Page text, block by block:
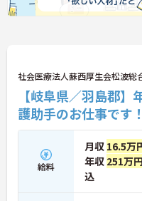
社会医療法人蘇西厚生会松波総
【岐阜県／羽島郡
護助手のお仕事です
給料
月収 16.5万
年収 251万
込